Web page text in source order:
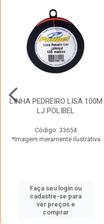
LINHA PEDREIRO LISA 100M
LJ POLIBEL
Código: 33654
*Imagem meramente ilustrativa
Faça seu login ou
cadastre-se para
ver preços e
comprar